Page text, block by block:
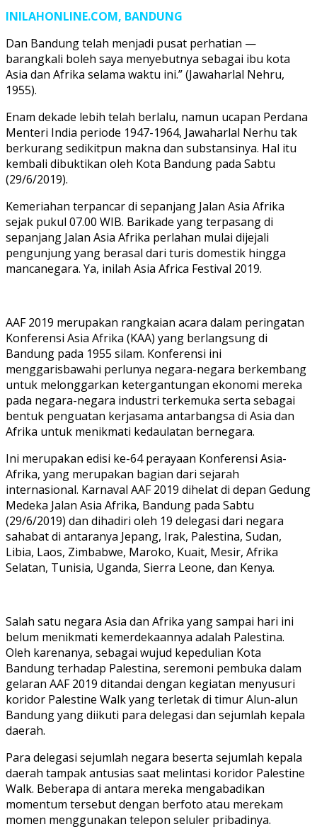
INILAHONLINE.COM, BANDUNG
Dan Bandung telah menjadi pusat perhatian —
barangkali boleh saya menyebutnya sebagai ibu kota
Asia dan Afrika selama waktu ini.” (Jawaharlal Nehru,
1955).
Enam dekade lebih telah berlalu, namun ucapan Perdana
Menteri India periode 1947-1964, Jawaharlal Nerhu tak
berkurang sedikitpun makna dan substansinya. Hal itu
kembali dibuktikan oleh Kota Bandung pada Sabtu
(29/6/2019).
Kemeriahan terpancar di sepanjang Jalan Asia Afrika
sejak pukul 07.00 WIB. Barikade yang terpasang di
sepanjang Jalan Asia Afrika perlahan mulai dijejali
pengunjung yang berasal dari turis domestik hingga
mancanegara. Ya, inilah Asia Africa Festival 2019.
AAF 2019 merupakan rangkaian acara dalam peringatan
Konferensi Asia Afrika (KAA) yang berlangsung di
Bandung pada 1955 silam. Konferensi ini
menggarisbawahi perlunya negara-negara berkembang
untuk melonggarkan ketergantungan ekonomi mereka
pada negara-negara industri terkemuka serta sebagai
bentuk penguatan kerjasama antarbangsa di Asia dan
Afrika untuk menikmati kedaulatan bernegara.
Ini merupakan edisi ke-64 perayaan Konferensi Asia-
Afrika, yang merupakan bagian dari sejarah
internasional. Karnaval AAF 2019 dihelat di depan Gedung
Medeka Jalan Asia Afrika, Bandung pada Sabtu
(29/6/2019) dan dihadiri oleh 19 delegasi dari negara
sahabat di antaranya Jepang, Irak, Palestina, Sudan,
Libia, Laos, Zimbabwe, Maroko, Kuait, Mesir, Afrika
Selatan, Tunisia, Uganda, Sierra Leone, dan Kenya.
Salah satu negara Asia dan Afrika yang sampai hari ini
belum menikmati kemerdekaannya adalah Palestina.
Oleh karenanya, sebagai wujud kepedulian Kota
Bandung terhadap Palestina, seremoni pembuka dalam
gelaran AAF 2019 ditandai dengan kegiatan menyusuri
koridor Palestine Walk yang terletak di timur Alun-alun
Bandung yang diikuti para delegasi dan sejumlah kepala
daerah.
Para delegasi sejumlah negara beserta sejumlah kepala
daerah tampak antusias saat melintasi koridor Palestine
Walk. Beberapa di antara mereka mengabadikan
momentum tersebut dengan berfoto atau merekam
momen menggunakan telepon seluler pribadinya.